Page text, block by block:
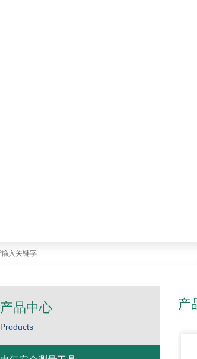
产
产品中心
Products